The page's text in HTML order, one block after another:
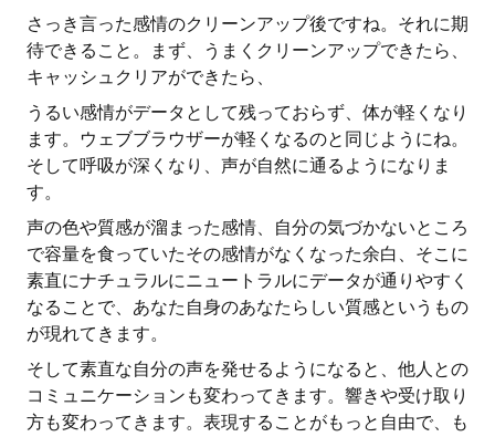
さっき言った感情のクリーンアップ後ですね。それに期
待できること。まず、うまくクリーンアップできたら、
キャッシュクリアができたら、
うるい感情がデータとして残っておらず、体が軽くなり
ます。ウェブブラウザーが軽くなるのと同じようにね。
そして呼吸が深くなり、声が自然に通るようになりま
す。
声の色や質感が溜まった感情、自分の気づかないところ
で容量を食っていたその感情がなくなった余白、そこに
素直にナチュラルにニュートラルにデータが通りやすく
なることで、あなた自身のあなたらしい質感というもの
が現れてきます。
そして素直な自分の声を発せるようになると、他人との
コミュニケーションも変わってきます。響きや受け取り
方も変わってきます。表現することがもっと自由で、も